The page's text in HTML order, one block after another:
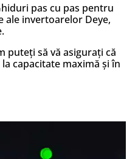
pas cu pas pentru
ale invertoarelor Deye,
puteți să vă asigurați că
capacitate maximă și în